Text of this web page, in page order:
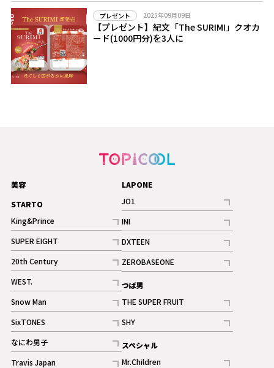
プレゼント 2025年09月09日
【プレゼント】紀文「The SURIMI」クオカ
ード(1000円分)を3人に
美容
STARTO
King&Prince
記事
SUPER EIGHT
記事
20th Century
記事
WEST.
記事
Snow Man
記事
ギャラリー
SixTONES
記事
ギャラリー
なにわ男子
記事
Travis Japan
LAPONE
JO1
記事
INI
記事
ギャラリー
DXTEEN
記事
ギャラリー
ZEROBASEONE
記事
つば男
THE SUPER FRUIT
記事
SHY
記事
スペシャル
Mr.Children